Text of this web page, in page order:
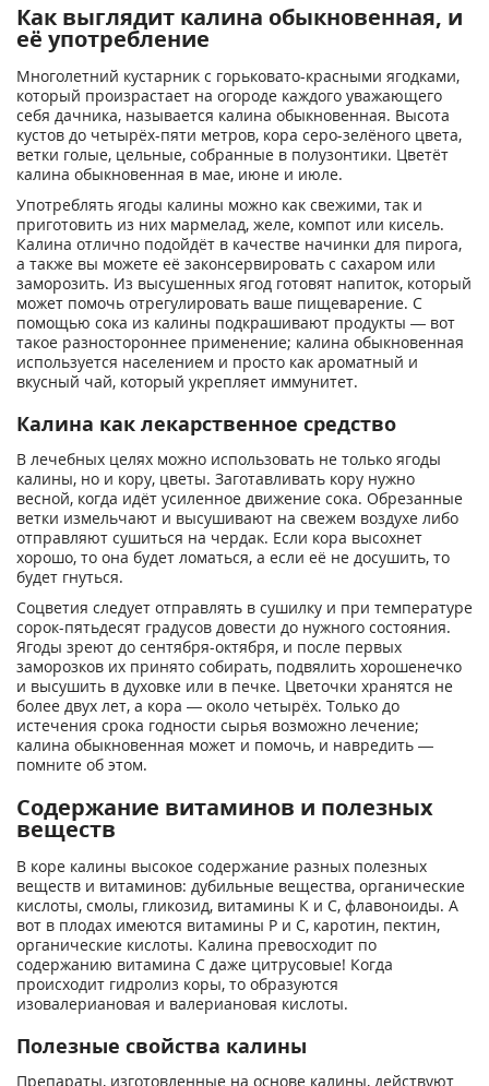
Как выглядит калина обыкновенная, и
её употребление
Многолетний кустарник с горьковато-красными ягодками,
который произрастает на огороде каждого уважающего
себя дачника, называется калина обыкновенная. Высота
кустов до четырёх-пяти метров, кора серо-зелёного цвета,
ветки голые, цельные, собранные в полузонтики. Цветёт
калина обыкновенная в мае, июне и июле.
Употреблять ягоды калины можно как свежими, так и
приготовить из них мармелад, желе, компот или кисель.
Калина отлично подойдёт в качестве начинки для пирога,
а также вы можете её законсервировать с сахаром или
заморозить. Из высушенных ягод готовят напиток, который
может помочь отрегулировать ваше пищеварение. С
помощью сока из калины подкрашивают продукты — вот
такое разностороннее применение; калина обыкновенная
используется населением и просто как ароматный и
вкусный чай, который укрепляет иммунитет.
Калина как лекарственное средство
В лечебных целях можно использовать не только ягоды
калины, но и кору, цветы. Заготавливать кору нужно
весной, когда идёт усиленное движение сока. Обрезанные
ветки измельчают и высушивают на свежем воздухе либо
отправляют сушиться на чердак. Если кора высохнет
хорошо, то она будет ломаться, а если её не досушить, то
будет гнуться.
Соцветия следует отправлять в сушилку и при температуре
сорок-пятьдесят градусов довести до нужного состояния.
Ягоды зреют до сентября-октября, и после первых
заморозков их принято собирать, подвялить хорошенечко
и высушить в духовке или в печке. Цветочки хранятся не
более двух лет, а кора — около четырёх. Только до
истечения срока годности сырья возможно лечение;
калина обыкновенная может и помочь, и навредить —
помните об этом.
Содержание витаминов и полезных
веществ
В коре калины высокое содержание разных полезных
веществ и витаминов: дубильные вещества, органические
кислоты, смолы, гликозид, витамины К и С, флавоноиды. А
вот в плодах имеются витамины Р и С, каротин, пектин,
органические кислоты. Калина превосходит по
содержанию витамина С даже цитрусовые! Когда
происходит гидролиз коры, то образуются
изовалериановая и валериановая кислоты.
Полезные свойства калины
Препараты, изготовленные на основе калины, действуют